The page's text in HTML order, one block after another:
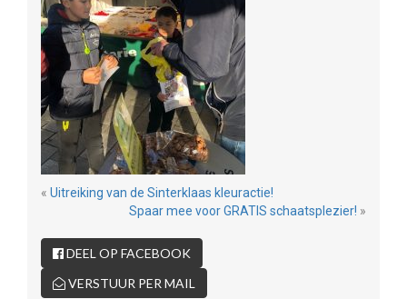
« Uitreiking van de Sinterklaas kleuractie!
Spaar mee voor GRATIS schaatsplezier! »
DEEL OP FACEBOOK
VERSTUUR PER MAIL